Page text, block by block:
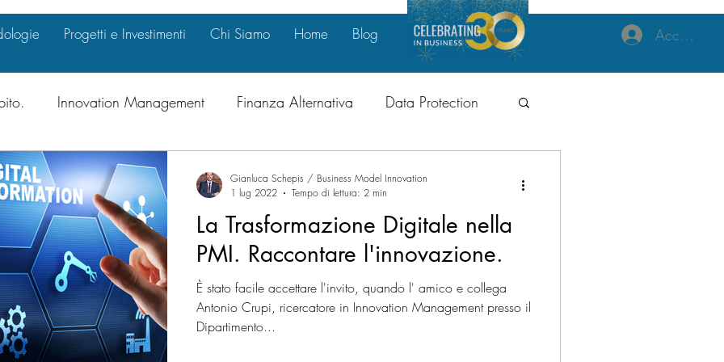
Progetti e Investimenti Chi Siamo Home Blog Accedi
Innovation Management Finanza Alternativa Data Protection
& Compliance Marketing Strategy
Governance Investimenti Crescita Intelligente
International Business Opportunitie Innovazione Tecnologia
La Trasformazione Digitale nella
PMI. Raccontare l'innovazione.
È stato facile accettare l'invito, quando l' amico e collega
Antonio Crupi, ricercatore in Innovation Management presso il
Dipartimento...
Gianluca Schepis / Business Model Innovation
1 lug 2022
Tempo di lettura: 2 min